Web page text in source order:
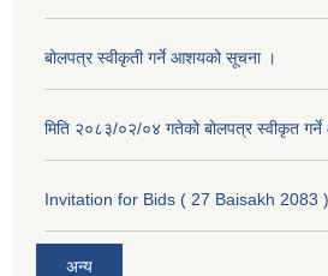
बोलपत्र स्वीकृती गर्ने आशयको सूचना ।
मिति २०८३/०२/०४ गतेको बोलपत्र स्वीकृत
Invitation for Bids ( 27 Baisakh 2083 )
अन्य